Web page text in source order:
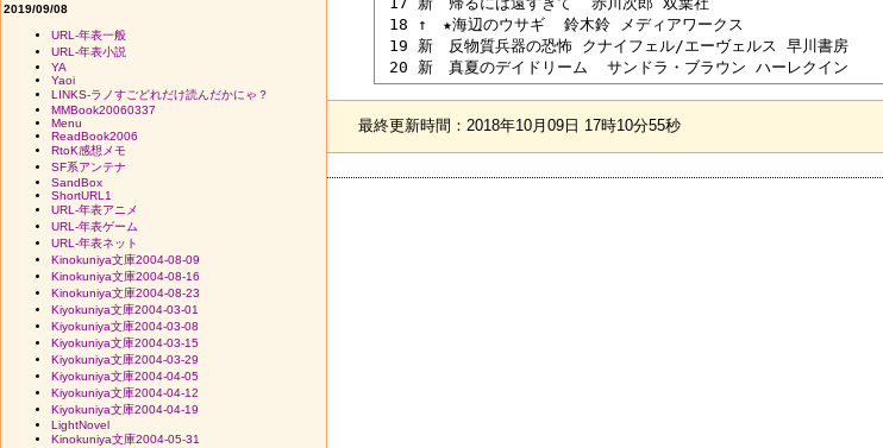
18 ↑　★海辺のウサギ  鈴木鈴 メディアワークス
19 新　反物質兵器の恐怖 クナイフェル/エーヴェルス 早川書房
最終更新時間：2018年10月09日 17時10分55秒
2019/09/08
URL-年表一般
URL-年表小説
YA
Yaoi
LINKS-ラノすごどれだけ読んだかにゃ？
MMBook20060337
Menu
ReadBook2006
RtoK感想メモ
SF系アンテナ
SandBox
ShortURL1
URL-年表アニメ
URL-年表ゲーム
URL-年表ネット
Kinokuniya文庫2004-08-09
Kinokuniya文庫2004-08-16
Kinokuniya文庫2004-08-23
Kiyokuniya文庫2004-03-01
Kiyokuniya文庫2004-03-08
Kiyokuniya文庫2004-03-15
Kiyokuniya文庫2004-03-29
Kiyokuniya文庫2004-04-05
Kiyokuniya文庫2004-04-12
Kiyokuniya文庫2004-04-19
LightNovel
Kinokuniya文庫2004-05-31